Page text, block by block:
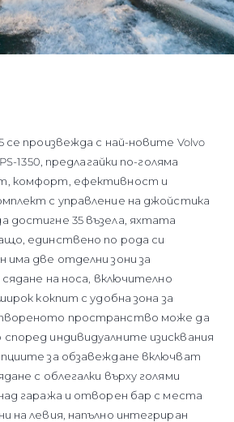
се произвежда с най-новите Volvo
1350, предлагайки по-голяма
комфорт, ефективност и
с управление на джойстика
достигне 35 възела, яхтата
единствено по рода си
има две отделни зони за
сядане на носа, включително
кокпит с удобна зона за
пространство може да
индивидуалните изисквания
за обзавеждане включват
с облегалки върху голями
гаража и отворен бар с места
на левия, напълно интегриран